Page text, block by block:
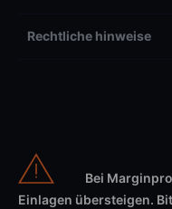
Rechtliche hinweise
Bei
Einlagen übersteigen.